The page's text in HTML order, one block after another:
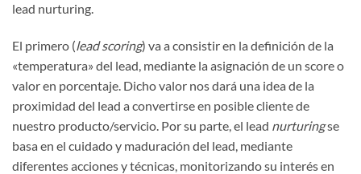
lead nurturing.
El primero (lead scoring) va a consistir en la definición de la
«temperatura» del lead, mediante la asignación de un score o
valor en porcentaje. Dicho valor nos dará una idea de la
proximidad del lead a convertirse en posible cliente de
nuestro producto/servicio. Por su parte, el lead nurturingse
basa en el cuidado y maduración del lead, mediante
diferentes acciones y técnicas, monitorizando su interés en